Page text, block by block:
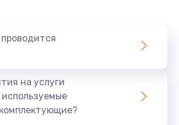
Заказать
500 руб.
Заказать
на услуги